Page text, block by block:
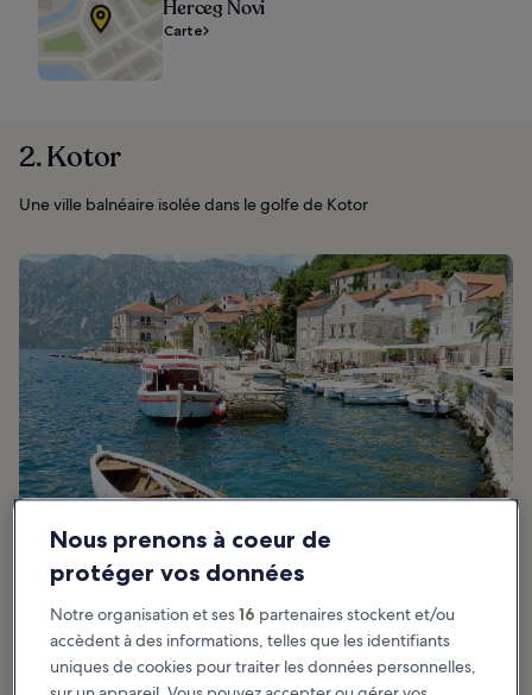
Herceg Novi
Carte
2. Kotor
Une ville balnéaire isolée dans le golfe de Kotor
Recommandé pour :Histoire, Photographie, Vie nocturne,
Nous prenons à coeur de
protéger vos données
Notre organisation et ses16 partenaires stockent et/ou
accèdent à des informations, telles que les identifiants
uniques de cookies pour traiter les données personnelles,